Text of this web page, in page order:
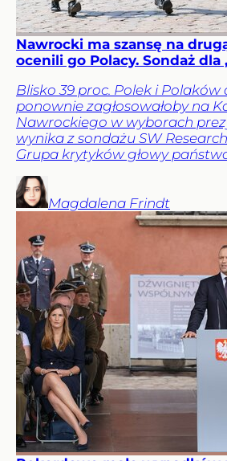
Nawrocki ma szansę na
ocenili go Polacy. Sondaż dla
Blisko 39 proc. Polek i Polaków
ponownie zagłosowałoby na
Nawrockiego w wyborach
wynika z sondażu SW
Grupa krytyków głowy
Magdalena Frindt